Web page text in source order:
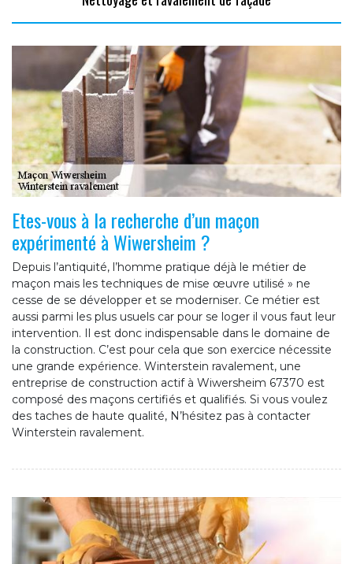
Etes-vous à la recherche d’un maçon
expérimenté à Wiwersheim ?
Depuis l’antiquité, l’homme pratique déjà le métier de
maçon mais les techniques de mise œuvre utilisé » ne
cesse de se développer et se moderniser. Ce métier est
aussi parmi les plus usuels car pour se loger il vous faut leur
intervention. Il est donc indispensable dans le domaine de
la construction. C’est pour cela que son exercice nécessite
une grande expérience. Winterstein ravalement, une
entreprise de construction actif à Wiwersheim 67370 est
composé des maçons certifiés et qualifiés. Si vous voulez
des taches de haute qualité, N’hésitez pas à contacter
Winterstein ravalement.